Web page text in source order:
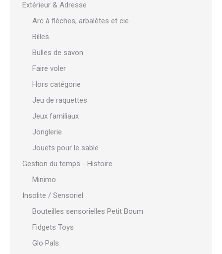
Extérieur & Adresse
Arc à flèches, arbalètes et cie
Billes
Bulles de savon
Faire voler
Hors catégorie
Jeu de raquettes
Jeux familiaux
Jonglerie
Jouets pour le sable
Gestion du temps - Histoire
Minimo
Insolite / Sensoriel
Bouteilles sensorielles Petit Boum
Fidgets Toys
Glo Pals